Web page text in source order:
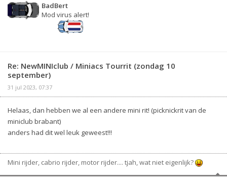
BadBert
Mod virus alert!
Re: NewMINIclub / Miniacs Tourrit (zondag 10
september)
31 jul 2023, 07:37
Helaas, dan hebben we al een andere mini rit! (picknickrit van de
miniclub brabant)
anders had dit wel leuk geweest!!!
Mini rijder, cabrio rijder, motor rijder.... tjah, wat niet eigenlijk?